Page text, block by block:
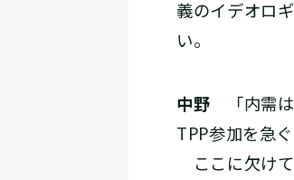
義のイデオロ
い。
中野 「内需は
TPP参加を急
ここに欠けて